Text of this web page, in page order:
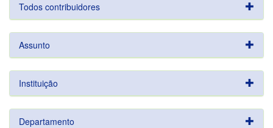
Todos contribuidores
Assunto
Instituição
Departamento